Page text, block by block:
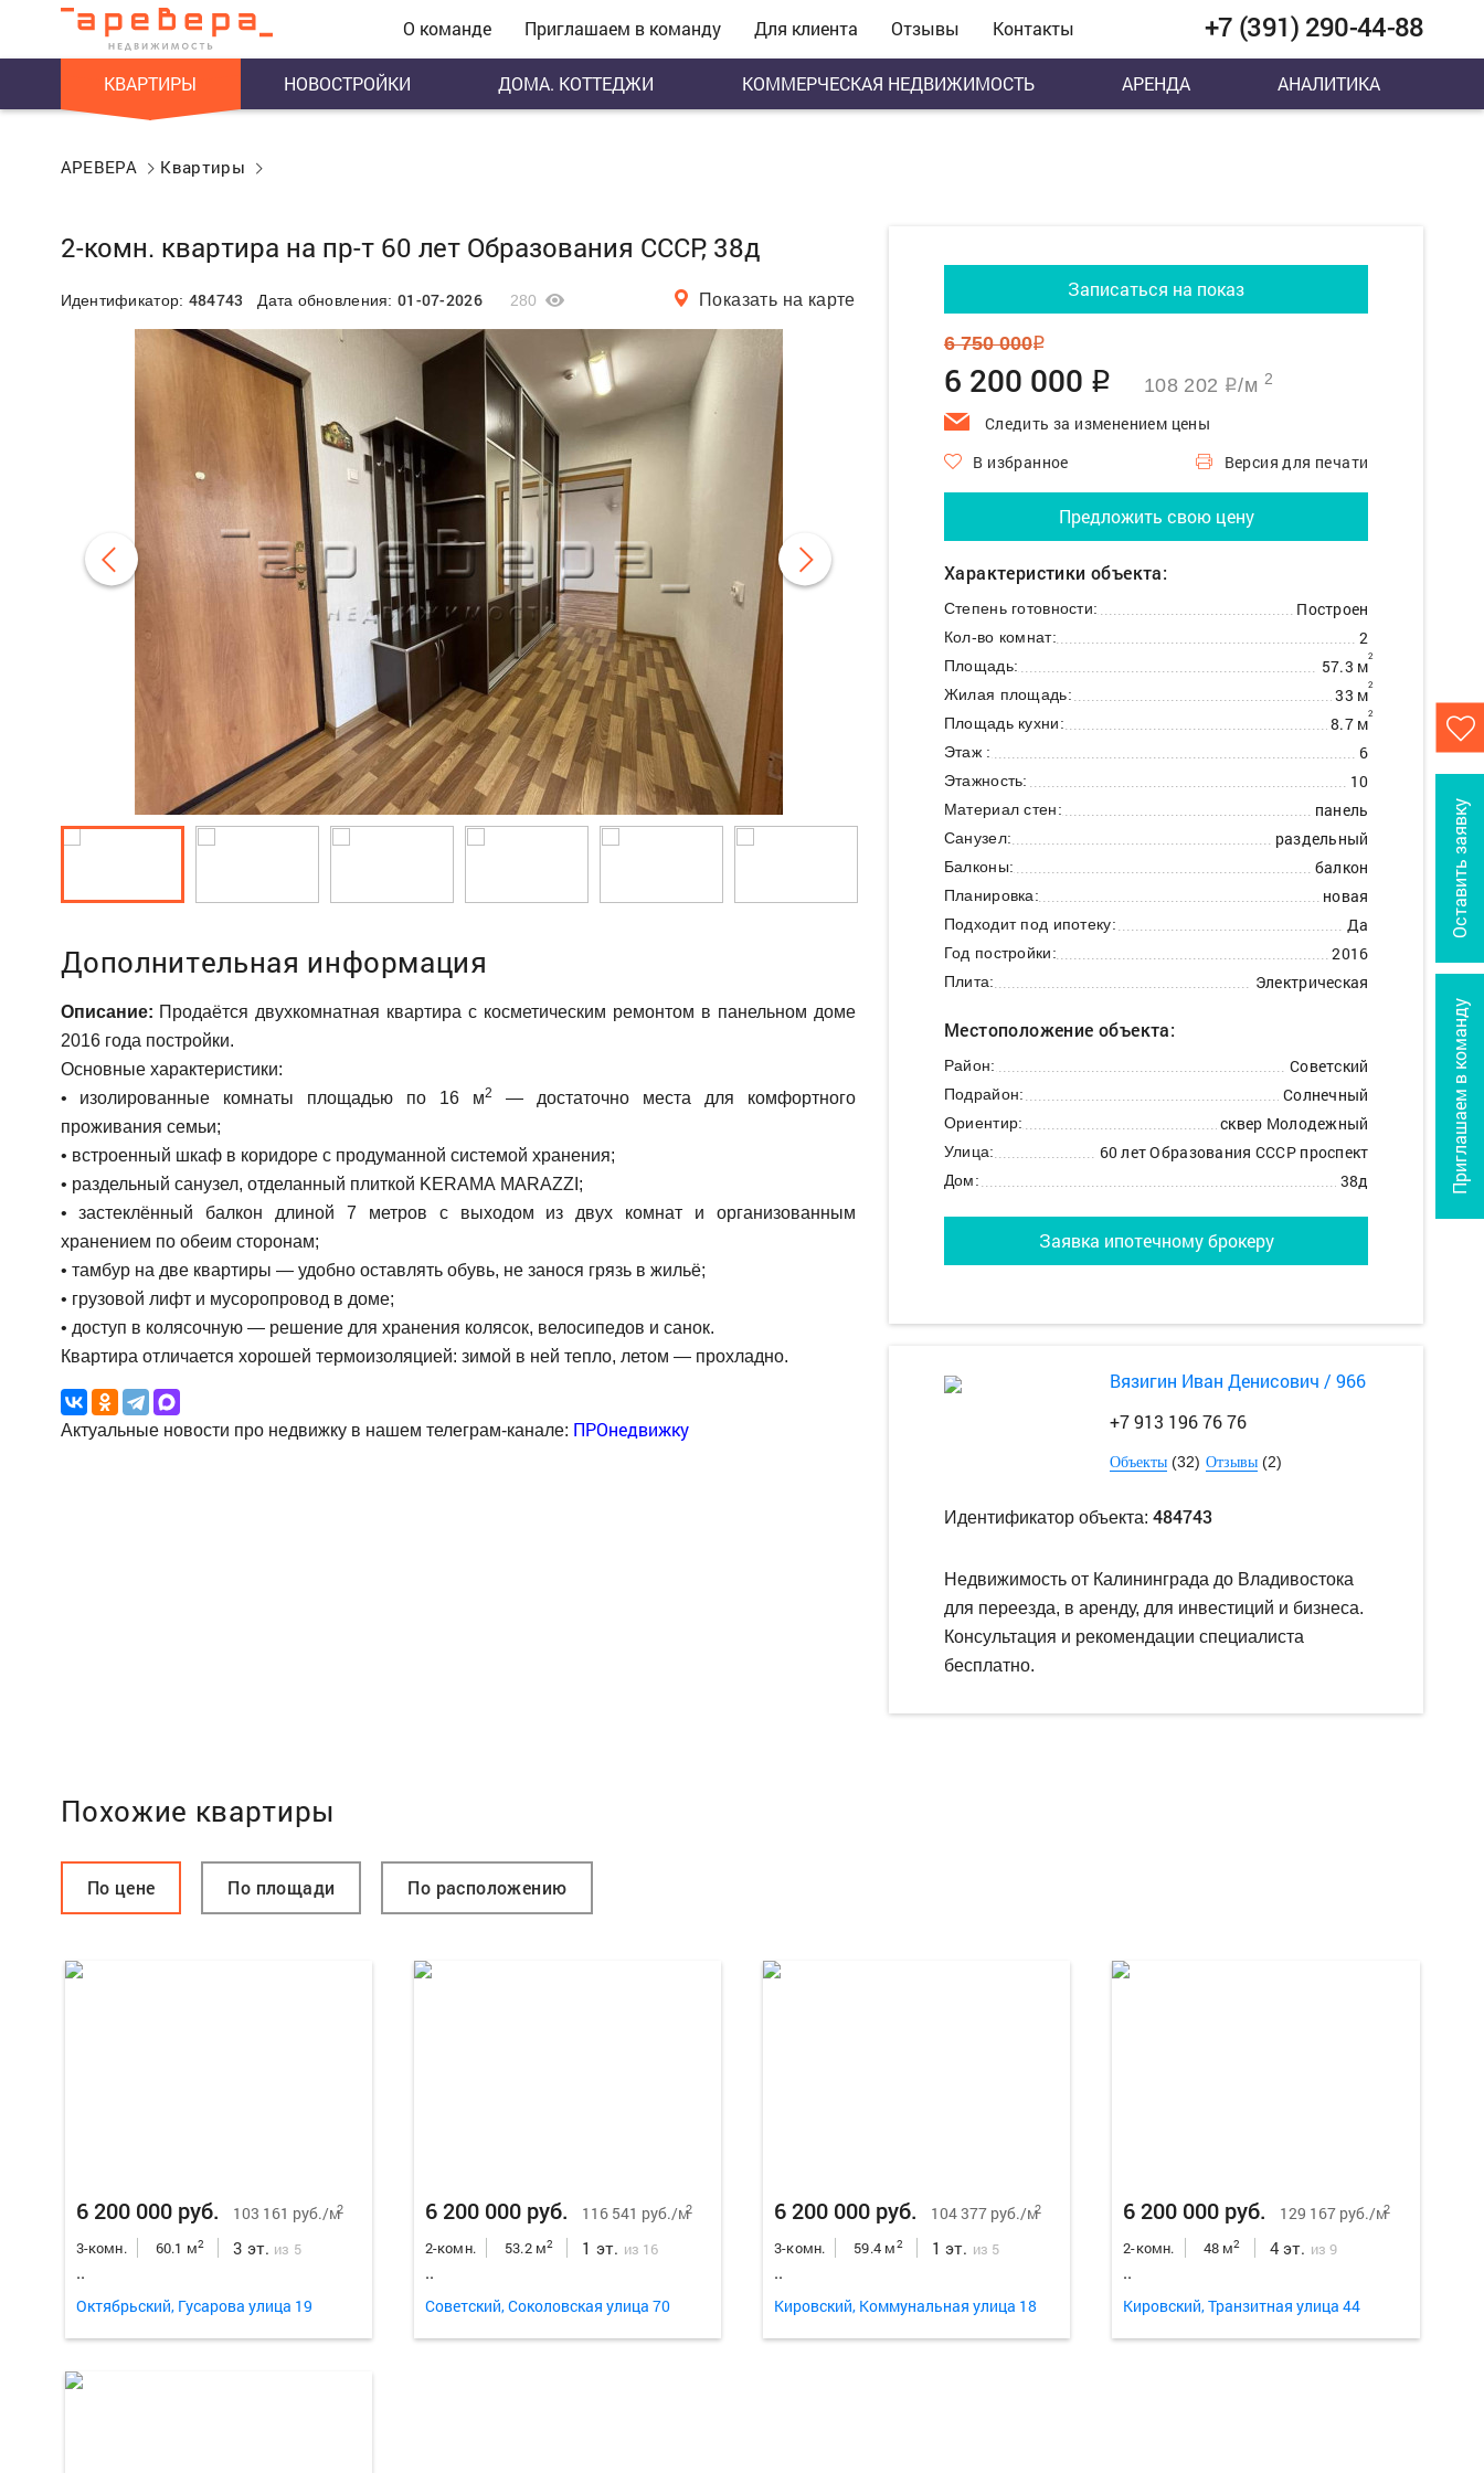
О команде Приглашаем в команду Для клиента Отзывы Контакты +7 (391) 290-44-88
КВАРТИРЫ НОВОСТРОЙКИ ДОМА. КОТТЕДЖИ КОММЕРЧЕСКАЯ НЕДВИЖИМОСТЬ АРЕНДА АНАЛИТИКА
Приглашаем в команду
Оставить заявку
АРЕВЕРА Квартиры
2-комн. квартира на пр-т 60 лет Образования СССР, 38д
Идентификатор: 484743 Дата обновления: 01-07-2026 280 Показать на карте
Дополнительная информация
Описание: Продаётся двухкомнатная квартира с косметическим ремонтом в панельном доме
2016 года постройки.
Основные характеристики:
• изолированные комнаты площадью по 16 м2
— достаточно места для комфортного
проживания семьи;
• встроенный шкаф в коридоре с продуманной системой хранения;
• раздельный санузел, отделанный плиткой KERAMA MARAZZI;
• застеклённый балкон длиной 7 метров с выходом из двух комнат и организованным
хранением по обеим сторонам;
• тамбур на две квартиры — удобно оставлять обувь, не занося грязь в жильё;
• грузовой лифт и мусоропровод в доме;
• доступ в колясочную — решение для хранения колясок, велосипедов и санок.
Квартира отличается хорошей термоизоляцией: зимой в ней тепло, летом — прохладно.
Актуальные новости про недвижку в нашем телеграм-канале: ПРОнедвижку
Записаться на показ
6 750 000q
6 200 000 q 108 202 q/м 2
Следить за изменением цены
В избранное
Версия для печати
Предложить свою цену
Характеристики объекта:
Степень готовности: Построен
Кол-во комнат: 2
Площадь: 57.3 м2
Жилая площадь: 33 м2
Площадь кухни: 8.7 м2
Этаж : 6
Этажность: 10
Материал стен: панель
Санузел: раздельный
Балконы: балкон
Планировка: новая
Подходит под ипотеку: Да
Год постройки: 2016
Плита: Электрическая
Местоположение объекта:
Район: Советский
Подрайон: Солнечный
Ориентир: сквер Молодежный
Улица: 60 лет Образования СССР проспект
Дом: 38д
Заявка ипотечному брокеру
Вязигин Иван Денисович / 966
+7 913 196 76 76
Объекты(32) Отзывы(2)
Идентификатор объекта: 484743
Недвижимость от Калининграда до Владивостока
для переезда, в аренду, для инвестиций и бизнеса.
Консультация и рекомендации специалиста
бесплатно.
Похожие квартиры
По цене По площади По расположению
6 200 000 руб. 103 161 руб./м2
3-комн. 60.1 м2 3 эт. из 5
..
Октябрьский, Гусарова улица 19
6 200 000 руб. 116 541 руб./м2
2-комн. 53.2 м2 1 эт. из 16
..
Советский, Соколовская улица 70
6 200 000 руб. 104 377 руб./м2
3-комн. 59.4 м2 1 эт. из 5
..
Кировский, Коммунальная улица 18
6 200 000 руб. 129 167 руб./м2
2-комн. 48 м2 4 эт. из 9
..
Кировский, Транзитная улица 44